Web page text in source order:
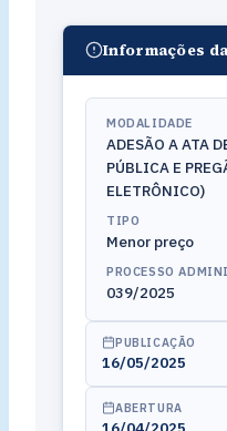
Informações
MODALIDADE
ADESÃO A ATA
PÚBLICA E
ELETRÔNICO)
TIPO
Menor preço
PROCESSO
039/2025
PUBLICAÇÃO
16/05/2025
ABERTURA